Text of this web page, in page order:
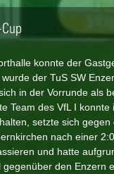
konnte der
der TuS SW
in der Vorrunde als
Team des VfL I konnte
setzte sich gegen
nach einer
und hatte
den Enzern